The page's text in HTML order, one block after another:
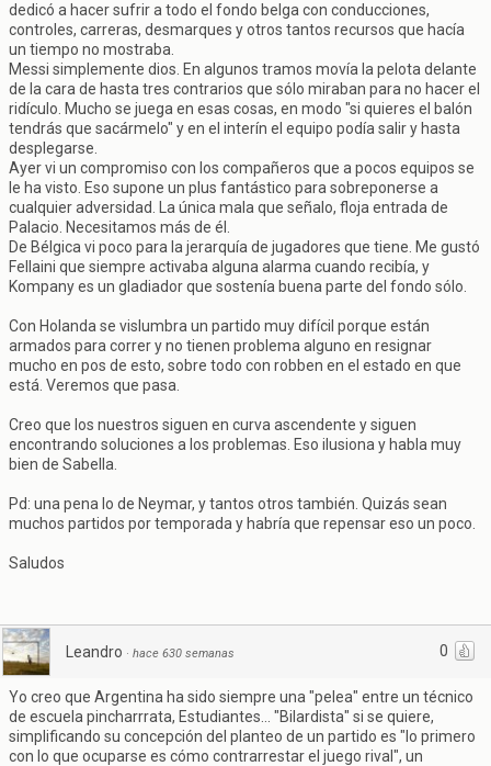
dedicó a hacer sufrir a todo el fondo belga con conducciones,
controles, carreras, desmarques y otros tantos recursos que hacía
un tiempo no mostraba.
Messi simplemente dios. En algunos tramos movía la pelota delante
de la cara de hasta tres contrarios que sólo miraban para no hacer el
ridículo. Mucho se juega en esas cosas, en modo "si quieres el balón
tendrás que sacármelo" y en el interín el equipo podía salir y hasta
desplegarse.
Ayer vi un compromiso con los compañeros que a pocos equipos se
le ha visto. Eso supone un plus fantástico para sobreponerse a
cualquier adversidad. La única mala que señalo, floja entrada de
Palacio. Necesitamos más de él.
De Bélgica vi poco para la jerarquía de jugadores que tiene. Me gustó
Fellaini que siempre activaba alguna alarma cuando recibía, y
Kompany es un gladiador que sostenía buena parte del fondo sólo.
Con Holanda se vislumbra un partido muy difícil porque están
armados para correr y no tienen problema alguno en resignar
mucho en pos de esto, sobre todo con robben en el estado en que
está. Veremos que pasa.
Creo que los nuestros siguen en curva ascendente y siguen
encontrando soluciones a los problemas. Eso ilusiona y habla muy
bien de Sabella.
Pd: una pena lo de Neymar, y tantos otros también. Quizás sean
muchos partidos por temporada y habría que repensar eso un poco.
Saludos
0
Leandro · hace 630 semanas
Yo creo que Argentina ha sido siempre una "pelea" entre un técnico
de escuela pincharrrata, Estudiantes... "Bilardista" si se quiere,
simplificando su concepción del planteo de un partido es "lo primero
con lo que ocuparse es cómo contrarrestar el juego rival", un